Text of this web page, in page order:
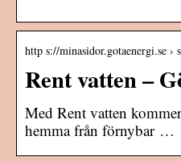
http s://minasidor.gotaenergi.se ›
Rent vatten –
Med Rent vatten
hemma från förnybar …